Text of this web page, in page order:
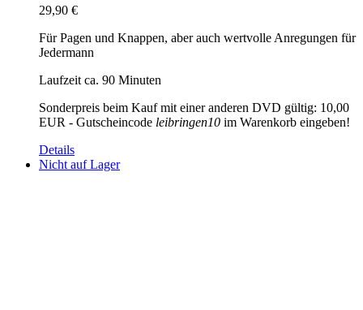
29,90 €
Für Pagen und Knappen, aber auch wertvolle Anregungen für
Jedermann
Laufzeit ca. 90 Minuten
Sonderpreis beim Kauf mit einer anderen DVD gültig: 10,00
EUR - Gutscheincode leibringen10 im Warenkorb eingeben!
Details
Nicht auf Lager